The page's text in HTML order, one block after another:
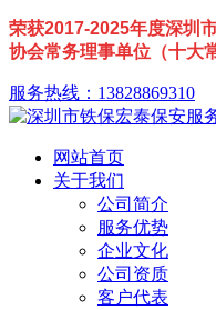
荣获2017-2025年度深圳
协会常务理事单位（十大
服务热线：13828869310
网站首页
关于我们
公司简介
服务优势
企业文化
公司资质
客户代表